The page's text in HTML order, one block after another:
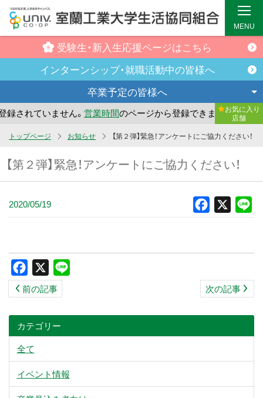
コ
受験生・新入生応援ページはこちら
インターンシップ・就職活動中の皆様へ
卒業予定の皆様へ
されていません。営業時間のページから登録できます。 ま
お気に入り
店舗
MENU
トップページ お知らせ 【第２弾】緊急！アンケートにご協力ください！
【第２弾】緊急！アンケートにご協力ください！
2020/05/19 Facebook
Facebook
前の記事 次の記事
カテゴリー
全て
イベント情報